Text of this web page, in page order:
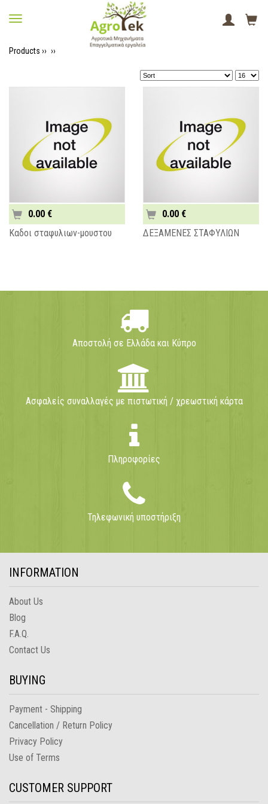
Products ›› ››
0.00 €
Καδοι σταφυλιων-μουστου
0.00 €
ΔΕΞΑΜΕΝΕΣ ΣΤΑΦΥΛΙΩΝ
Αποστολή σε Ελλάδα και Κύπρο
Ασφαλείς συναλλαγές με πιστωτική / χρεωστική κάρτα
Πληροφορίες
Τηλεφωνική υποστήριξη
INFORMATION
About Us
Blog
F.A.Q.
Contact Us
BUYING
Payment - Shipping
Cancellation / Return Policy
Privacy Policy
Use of Terms
CUSTOMER SUPPORT